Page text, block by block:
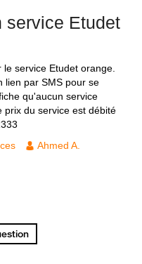
service Etudet
service Etudet orange.
lien par SMS pour se
qu'aucun service
prix du service est débité
Ahmed A.